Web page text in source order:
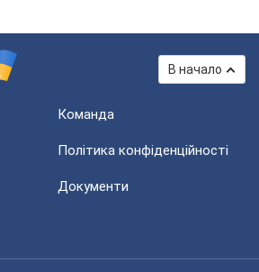
В начало
Команда
Політика конфіденційності
Документи